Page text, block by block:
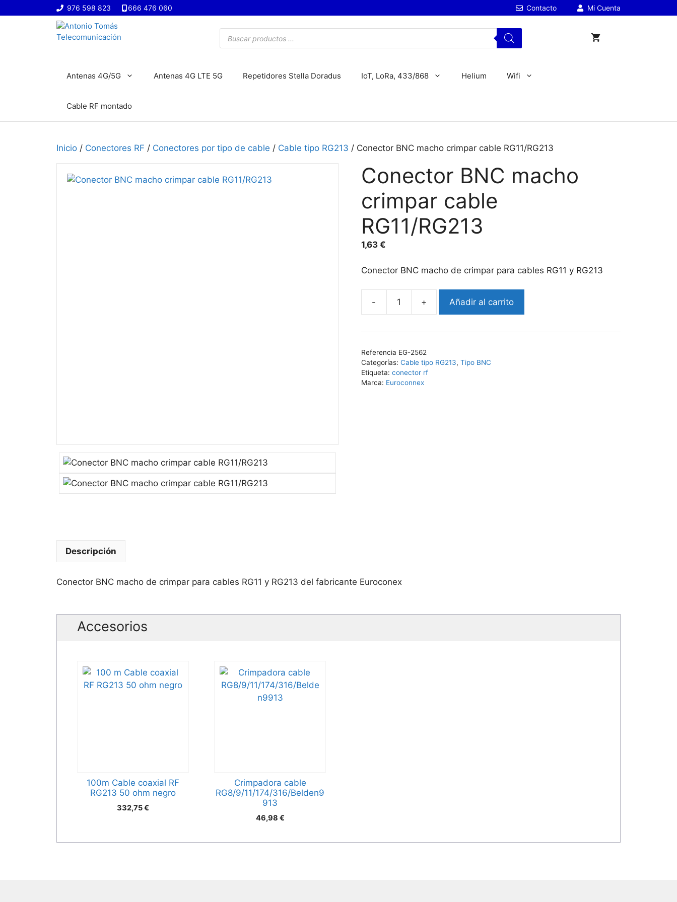
al
976 598 823 666 476 060 Contacto Mi Cuenta
Búsqueda
de
productos
Antenas 4G/5G Antenas 4G LTE 5G Repetidores Stella Doradus IoT, LoRa, 433/868 Helium Wifi
Cable RF montado
Inicio / Conectores RF / Conectores por tipo de cable / Cable tipo RG213 / Conector BNC macho crimpar cable RG11/RG213
Conector BNC macho
crimpar cable
RG11/RG213
1,63 €
Conector BNC macho de crimpar para cables RG11 y RG213
macho
cable
RG11/RG213
cantidad
Añadir al carrito
Referencia EG-2562
Categorías: Cable tipo RG213, Tipo BNC
Etiqueta: conector rf
Marca: Euroconnex
Descripción
Conector BNC macho de crimpar para cables RG11 y RG213 del fabricante Euroconex
Accesorios
100m Cable coaxial RF
RG213 50 ohm negro
332,75€
Crimpadora cable
RG8/9/11/174/316/Belden9
913
46,98 €